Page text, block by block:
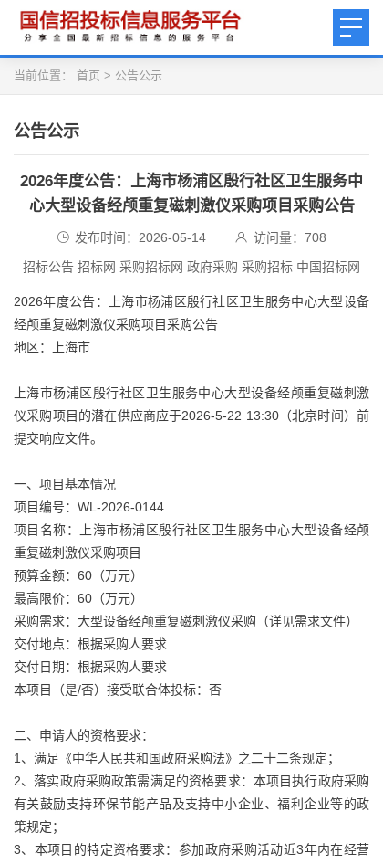
当前位置： 首页 > 公告公示
公告公示
2026年度公告：上海市杨浦区殷行社区卫生服务中
心大型设备经颅重复磁刺激仪采购项目采购公告
发布时间：2026-05-14 访问量： 708
招标公告 招标网 采购招标网 政府采购 采购招标 中国招标网
2026年度公告：上海市杨浦区殷行社区卫生服务中心大型设备
经颅重复磁刺激仪采购项目采购公告
地区：上海市
上海市杨浦区殷行社区卫生服务中心大型设备经颅重复磁刺激
仪采购项目的潜在供应商应于2026-5-22 13:30（北京时间）前
提交响应文件。
一、项目基本情况
项目编号：WL-2026-0144
项目名称：上海市杨浦区殷行社区卫生服务中心大型设备经颅
重复磁刺激仪采购项目
预算金额：60（万元）
最高限价：60（万元）
采购需求：大型设备经颅重复磁刺激仪采购（详见需求文件）
交付地点：根据采购人要求
交付日期：根据采购人要求
本项目（是/否）接受联合体投标：否
二、申请人的资格要求：
1、满足《中华人民共和国政府采购法》之二十二条规定；
2、落实政府采购政策需满足的资格要求：本项目执行政府采购
有关鼓励支持环保节能产品及支持中小企业、福利企业等的政
策规定；
3、本项目的特定资格要求：参加政府采购活动近3年内在经营